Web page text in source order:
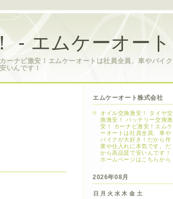
- エムケーオート
ーナビ激安！エムケーオートは社員全員、車やバイク
いんです！
エムケーオート株式会社
オイル交換激安！ タイヤ交
換激安！ バッテリー交換激
安！ カーナビ激安！エムケ
ーオートは社員全員、車や
バイクが大好き！だから作
業や仕入れに本気です。だ
から高品質で安いんです！
ホームページはこちらから
2026年08月
日 月 火 水 木 金 土